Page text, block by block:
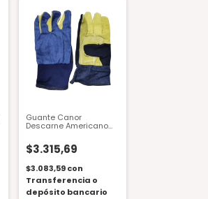
Guante Canor
Descarne Americano
$3.315,69
$3.083,59con
Transferencia o
depósito bancario